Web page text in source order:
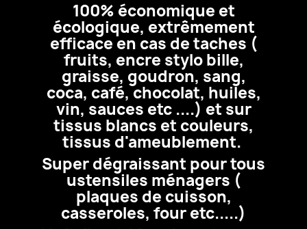
100% économique et
écologique, extrêmement
efficace en cas de taches (
fruits, encre stylo bille,
graisse, goudron, sang,
coca, café, chocolat, huiles,
vin, sauces etc ....) et sur
tissus blancs et couleurs,
tissus d'ameublement.
Super dégraissant pour tous
ustensiles ménagers (
plaques de cuisson,
casseroles, four etc.....)